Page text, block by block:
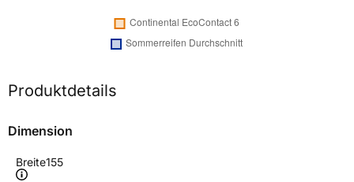
Produktdetails
Dimension
Breite155